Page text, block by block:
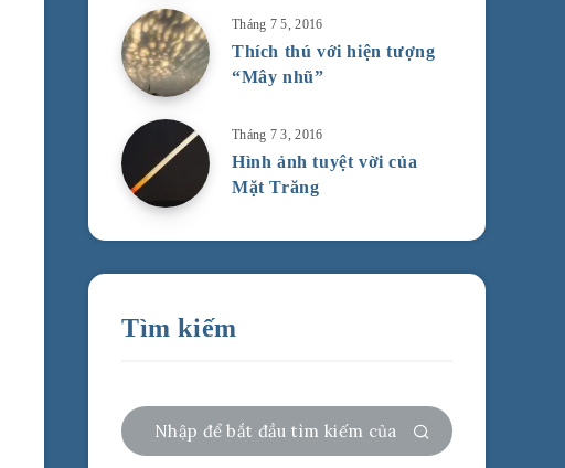
Tháng 7 5, 2016
Thích thú với hiện tượng
“Mây nhũ”
Tháng 7 3, 2016
Hình ảnh tuyệt vời của
Mặt Trăng
Tìm kiếm